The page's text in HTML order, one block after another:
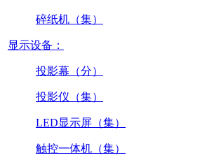
碎纸机（集）
显示设备：
投影幕（分）
投影仪（集）
LED显示屏（集）
触控一体机（集）